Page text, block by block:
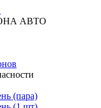
АВТО
(пара)